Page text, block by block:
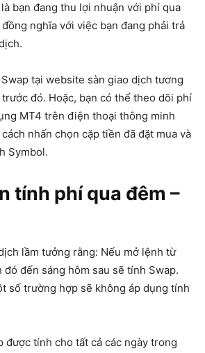
bạn đang thu lợi nhuận với phí qua
nghĩa với việc bạn đang phải trả
tại website sàn giao dịch tương
đó. Hoặc, bạn có thể theo dõi phí
MT4 trên điện thoại thông minh
nhấn chọn cặp tiền đã đặt mua và
Symbol.
tính phí qua đêm –
lầm tưởng rằng: Nếu mở lệnh từ
đó đến sáng hôm sau sẽ tính Swap.
số trường hợp sẽ không áp dụng tính
được tính cho tất cả các ngày trong